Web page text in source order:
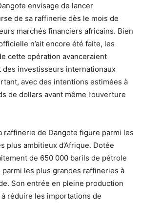
envisage de lancer
de sa raffinerie dès le mois de
marchés financiers africains. Bien
n’ait encore été faite, les
cette opération avanceraient
des investisseurs internationaux
avec des intentions estimées à
de dollars avant même l’ouverture
raffinerie de Dangote figure parmi les
plus ambitieux d’Afrique. Dotée
de 650 000 barils de pétrole
les plus grandes raffineries à
Son entrée en pleine production
réduire les importations de